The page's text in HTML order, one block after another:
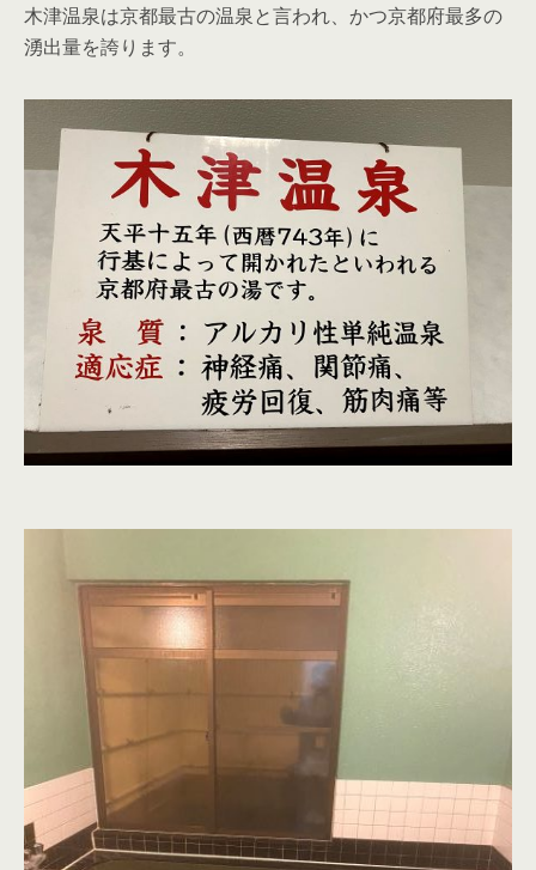
木津温泉は京都最古の温泉と言われ、かつ京都府最多の
湧出量を誇ります。